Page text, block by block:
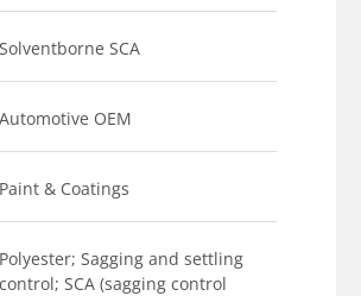
Solventborne SCA
Automotive OEM
Paint & Coatings
Polyester; Sagging and settling
control; SCA (sagging control